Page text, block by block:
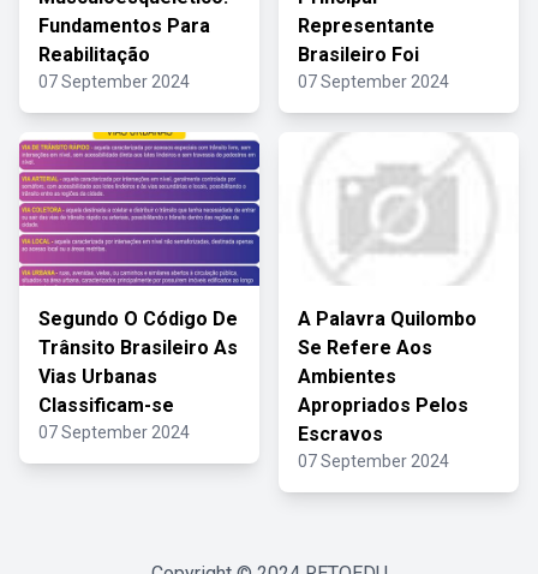
Fundamentos Para
Reabilitação
07 September 2024
Representante
Brasileiro Foi
07 September 2024
Segundo O Código De
Trânsito Brasileiro As
Vias Urbanas
Classificam-se
07 September 2024
A Palavra Quilombo
Se Refere Aos
Ambientes
Apropriados Pelos
Escravos
07 September 2024